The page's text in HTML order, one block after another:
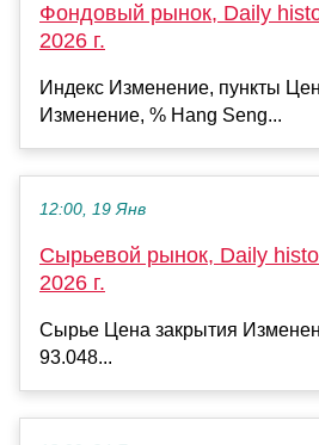
Фондовый рынок, Daily
2026 г.
Индекс Изменение, пункты
Изменение, % Hang Seng...
12:00, 19 Янв
Сырьевой рынок, Daily
2026 г.
Сырье Цена закрытия
93.048...